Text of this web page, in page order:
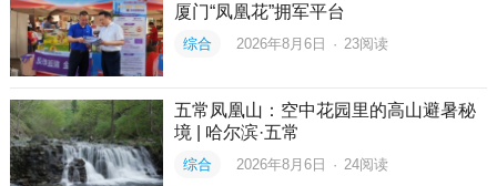
厦门“凤凰花”拥军平台
综合 2026年8月6日 · 23阅读
五常凤凰山：空中花园里的高山避暑秘
境 | 哈尔滨·五常
综合 2026年8月6日 · 24阅读